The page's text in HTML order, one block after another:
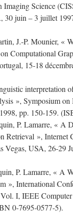
Science
30 juin – 3 juillet
J.-P. Mounier, «
Computational
15-18
interpretation
», Symposium
pp. 150-159.
P. Lamarre, « A
Retrieval », Internet
USA, 26-29
P. Lamarre, « A
», International
I, IEEE
0-7695-0577-5).